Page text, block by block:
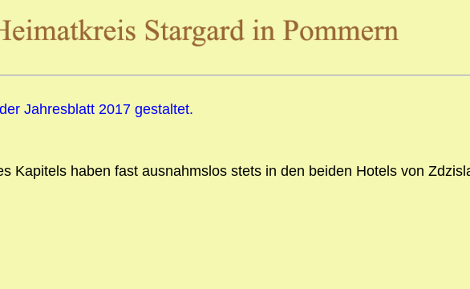
Jahresblatt 2017 gestaltet.
Kapitels haben fast ausnahmslos stets in den beiden Hotels von